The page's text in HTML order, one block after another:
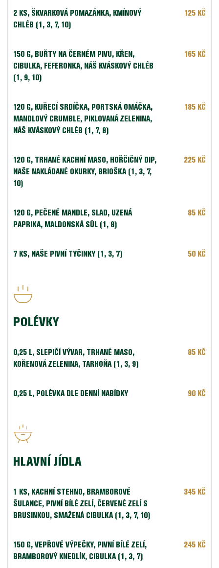
2 KS, ŠKVARKOVÁ POMAZÁNKA, KMÍNOVÝ
CHLÉB (1, 3, 7, 10)
125 KČ
150 G, BUŘTY NA ČERNÉM PIVU, KŘEN,
CIBULKA, FEFERONKA, NÁŠ KVÁSKOVÝ CHLÉB
(1, 9, 10)
165 KČ
120 G, KUŘECÍ SRDÍČKA, PORTSKÁ OMÁČKA,
MANDLOVÝ CRUMBLE, PIKLOVANÁ ZELENINA,
NÁŠ KVÁSKOVÝ CHLÉB (1, 7, 8)
185 KČ
120 G, TRHANÉ KACHNÍ MASO, HOŘČIČNÝ DIP,
NAŠE NAKLÁDANÉ OKURKY, BRIOŠKA (1, 3, 7,
10)
225 KČ
120 G, PEČENÉ MANDLE, SLAD, UZENÁ
PAPRIKA, MALDONSKÁ SŮL (1, 8)
85 KČ
7 KS, NAŠE PIVNÍ TYČINKY (1, 3, 7) 50 KČ
POLÉVKY
0,25 L, SLEPIČÍ VÝVAR, TRHANÉ MASO,
KOŘENOVÁ ZELENINA, TARHOŇA (1, 3, 9)
85 KČ
0,25 L, POLÉVKA DLE DENNÍ NABÍDKY 90 KČ
HLAVNÍ JÍDLA
1 KS, KACHNÍ STEHNO, BRAMBOROVÉ
ŠULANCE, PIVNÍ BÍLÉ ZELÍ, ČERVENÉ ZELÍ S
BRUSINKOU, SMAŽENÁ CIBULKA (1, 3, 7, 10)
345 KČ
150 G, VEPŘOVÉ VÝPEČKY, PIVNÍ BÍLÉ ZELÍ,
BRAMBOROVÝ KNEDLÍK, CIBULKA (1, 3, 7)
245 KČ